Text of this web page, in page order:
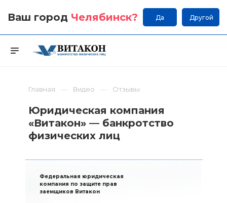
Ваш город Челябинск? Да Другой
Главная Видео Отзывы
Юридическая компания
«Витакон» — банкротство
физических лиц
Федеральная юридическая
компания по защите прав
заемщиков Витакон